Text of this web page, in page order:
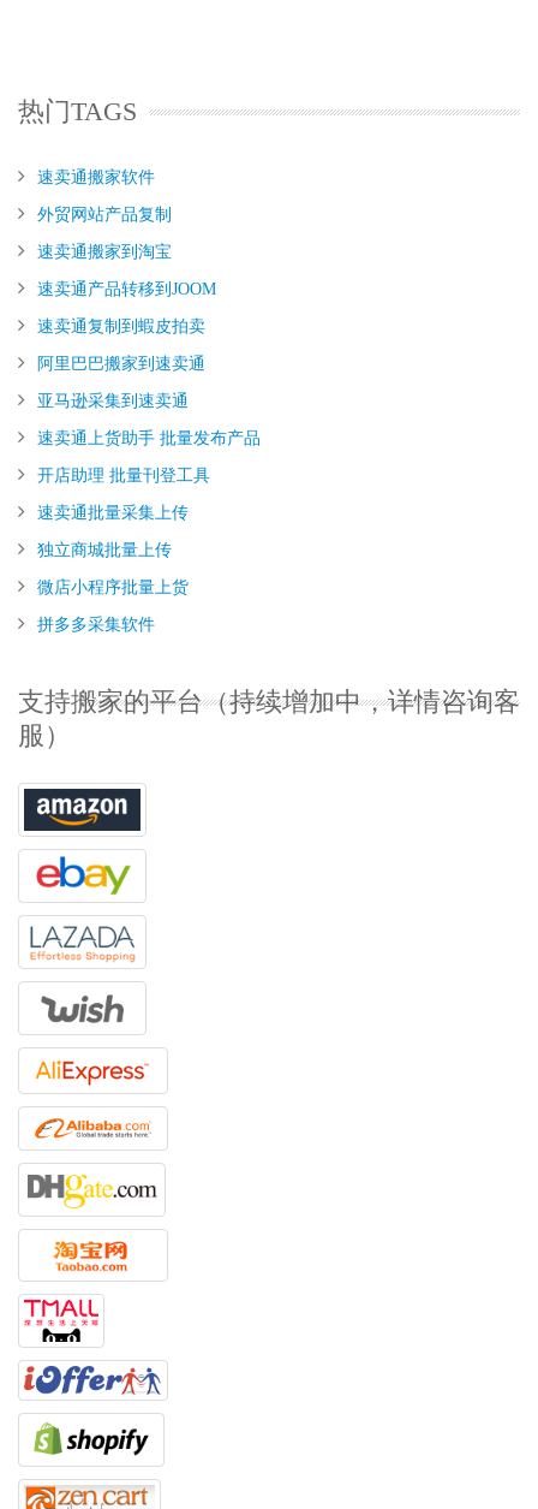
热门TAGS
速卖通搬家软件
外贸网站产品复制
速卖通搬家到淘宝
速卖通产品转移到JOOM
速卖通复制到蝦皮拍卖
阿里巴巴搬家到速卖通
亚马逊采集到速卖通
速卖通上货助手 批量发布产品
开店助理 批量刊登工具
速卖通批量采集上传
独立商城批量上传
微店小程序批量上货
拼多多采集软件
支持搬家的平台（持续增加中，详情咨询客
服）